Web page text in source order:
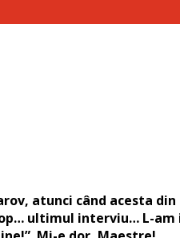
atunci când acesta
ultimul interviu… L-